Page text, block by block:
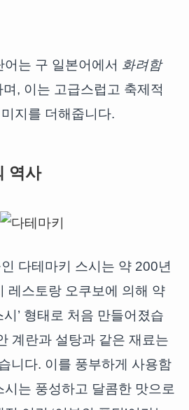
어는 구 일본어에서 화려함
, 이는 고급스럽고 축제적
지를 더해줍니다.
역사
다테마키 스시는 약 200년
레스토랑 오쿠보에 의해 약
’ 형태로 처음 만들어졌습
계란과 설탕과 같은 재료는
니다. 이를 풍부하게 사용함
시는 풍성하고 달콤한 맛으로